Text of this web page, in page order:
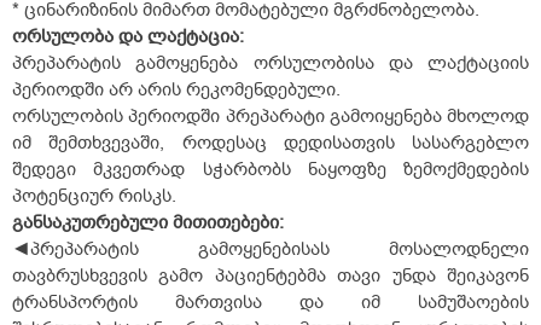
* ცინარიზინის მიმართ მომატებული მგრძნობელობა.
ორსულობა და ლაქტაცია:
პრეპარატის გამოყენება ორსულობისა და ლაქტაციის
პერიოდში არ არის რეკომენდებული.
ორსულობის პერიოდში პრეპარატი გამოიყენება მხოლოდ
იმ შემთხვევაში, როდესაც დედისათვის სასარგებლო
შედეგი მკვეთრად სჭარბობს ნაყოფზე ზემოქმედების
პოტენციურ რისკს.
განსაკუთრებული მითითებები:
◄პრეპარატის გამოყენებისას მოსალოდნელი
თავბრუსხვევის გამო პაციენტებმა თავი უნდა შეიკავონ
ტრანსპორტის მართვისა და იმ სამუშაოების